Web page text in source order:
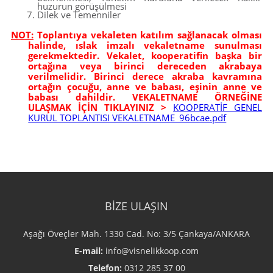
huzurun görüşülmesi
Dilek ve Temenniler
NOT:Toplantıya vekaleten katılım sağlanacak olması
halinde, ıslak imzalı vekaletname sunulması
gerekmektedir. Vekalet, kooperatifin başka bir
ortağına veya birinci dereceden akrabaya
verilmelidir. Birinci derece akraba kavramına
ortağın çocuğu, anne ve babası, eşinin anne ve
babası dahildir. VEKALETNAME ÖRNEĞİNE
ULAŞMAK İÇİN TIKLAYINIZ > KOOPERATİF GENEL
KURUL TOPLANTISI VEKALETNAME_96bcae.pdf
BİZE ULAŞIN
Aşağı Öveçler Mah. 1330 Cad. No: 3/5 Çankaya/ANKARA
E-mail: info@visnelikkoop.com
Telefon: 0312 285 37 00